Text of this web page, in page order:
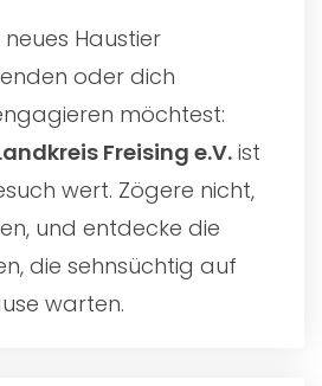
Haustier
oder dich
möchtest:
Freising e.V.ist
wert. Zögere nicht,
und entdecke die
die sehnsüchtig auf
warten.